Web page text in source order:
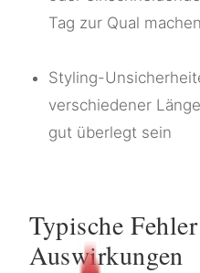
Tag zur Qual machen
Styling-
verschiedener
gut überlegt sein
Typische
Auswirkungen